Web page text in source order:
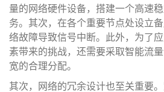
量的网络硬件设备，搭建一个高速
务。其次，在各个重要节点处设立
络故障导致信号中断。此外，为了
素带来的挑战，还需要采取智能流
宽的合理分配。
其次，网络的冗余设计也至关重要